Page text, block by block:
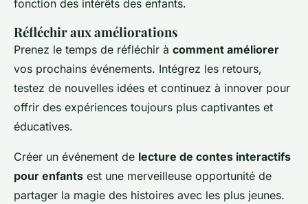
fonction des intérêts des enfants.
Réfléchir aux améliorations
Prenez le temps de réfléchir à comment améliorer
vos prochains événements. Intégrez les retours,
testez de nouvelles idées et continuez à innover pour
offrir des expériences toujours plus captivantes et
éducatives.
Créer un événement de lecture de contes interactifs
pour enfants est une merveilleuse opportunité de
partager la magie des histoires avec les plus jeunes.